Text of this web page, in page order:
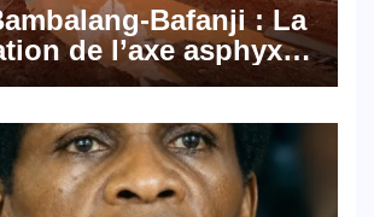
Bafanji : La
de l’axe asphyxie
économiques